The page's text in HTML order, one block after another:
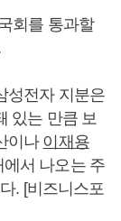
회를 통과할
성전자 지분은
있는 만큼 보
이나이재용
서 나오는 주
. [비즈니스포